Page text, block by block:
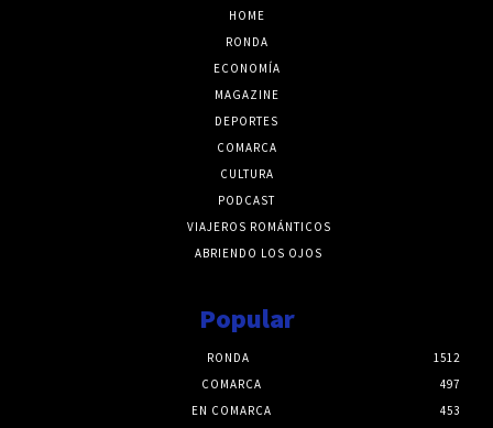
HOME
RONDA
ECONOMÍA
MAGAZINE
DEPORTES
COMARCA
CULTURA
PODCAST
VIAJEROS ROMÁNTICOS
ABRIENDO LOS OJOS
Popular
RONDA
1512
COMARCA
497
EN COMARCA
453